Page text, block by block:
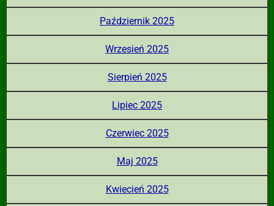
Październik 2025
Wrzesień 2025
Sierpień 2025
Lipiec 2025
Czerwiec 2025
Maj 2025
Kwiecień 2025